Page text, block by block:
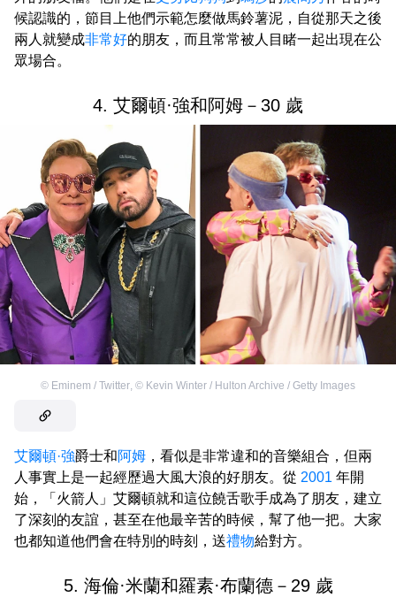
候認識的，節目上他們示範怎麼做馬鈴薯泥，自從那天之後
兩人就變成非常好的朋友，而且常常被人目睹一起出現在公
眾場合。
4. 艾爾頓·強和阿姆－30 歲
© Eminem / Twitter, © Kevin Winter / Hulton Archive / Getty Images
艾爾頓·強爵士和阿姆 ，看似是非常違和的音樂組合，但兩
人事實上是一起經歷過大風大浪的好朋友。從 2001 年開
始，「火箭人」艾爾頓就和這位饒舌歌手成為了朋友，建立
了深刻的友誼，甚至在他最辛苦的時候，幫了他一把。大家
也都知道他們會在特別的時刻，送禮物給對方。
5. 海倫·米蘭和羅素·布蘭德－29 歲